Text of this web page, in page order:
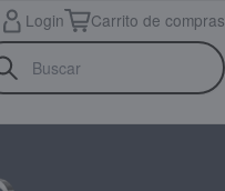
Login Carrito de compras